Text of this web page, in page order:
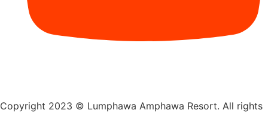
Copyright 2023 © Lumphawa Amphawa Resort. All rights